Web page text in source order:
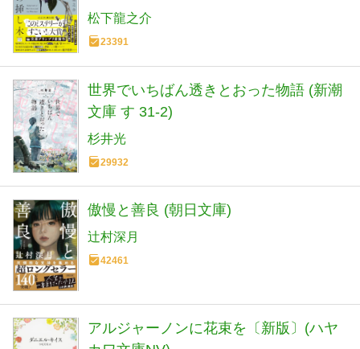
松下龍之介
23391
世界でいちばん透きとおった物語 (新潮
文庫 す 31-2)
杉井光
29932
傲慢と善良 (朝日文庫)
辻村深月
42461
アルジャーノンに花束を〔新版〕(ハヤ